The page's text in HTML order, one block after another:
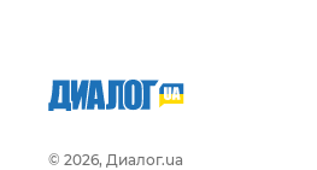
© 2026, Диалог.ua